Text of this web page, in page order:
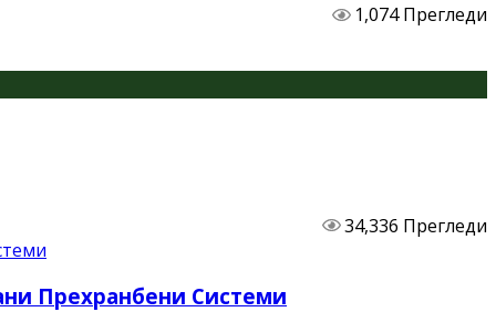
1,074 Прегледи
34,336 Прегледи
Прехранбени Системи